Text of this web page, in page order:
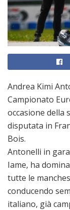
Andrea Kimi
Campionato
occasione della
disputata in
Bois.
Antonelli in
Iame, ha
tutte le
conducendo
italiano, già